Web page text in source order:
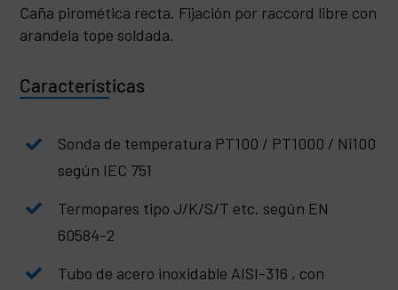
Caña piromética recta. Fijación por raccord libre con
arandela tope soldada.
Características
Sonda de temperatura PT100 / PT1000 / Ni100
según IEC 751
Termopares tipo J/K/S/T etc. según EN
60584-2
Tubo de acero inoxidable AISI-316 , con